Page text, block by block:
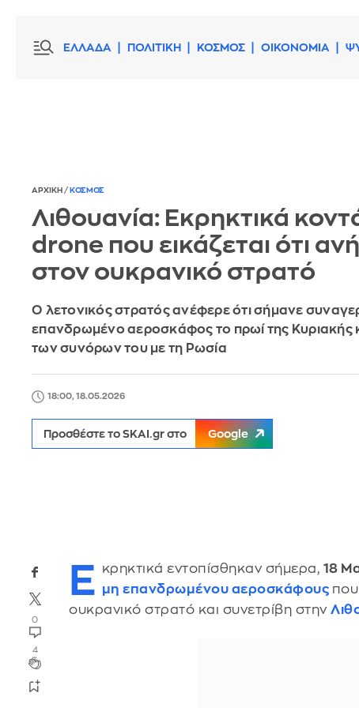
ΕΛΛΑΔΑ ΠΟΛΙΤΙΚΗ ΚΟΣΜΟΣ ΟΙΚΟΝΟΜΙΑ
ΑΡΧΙΚΗ / ΚΟΣΜΟΣ
Λιθουανία: Εκρηκτικά
drone που εικάζεται ότι
στον ουκρανικό στρατό
Ο λετονικός στρατός ανέφερε ότι σήμανε
επανδρωμένο αεροσκάφος το πρωί της Κυριακής
των συνόρων του με τη Ρωσία
18:00, 18.05.2026
Προσθέστε το SKAI.gr στο Google
0
4
Ε κρηκτικά εντοπίσθηκαν σήμερα, 18
μη επανδρωμένου αεροσκάφους που
ουκρανικό στρατό και συνετρίβη στην